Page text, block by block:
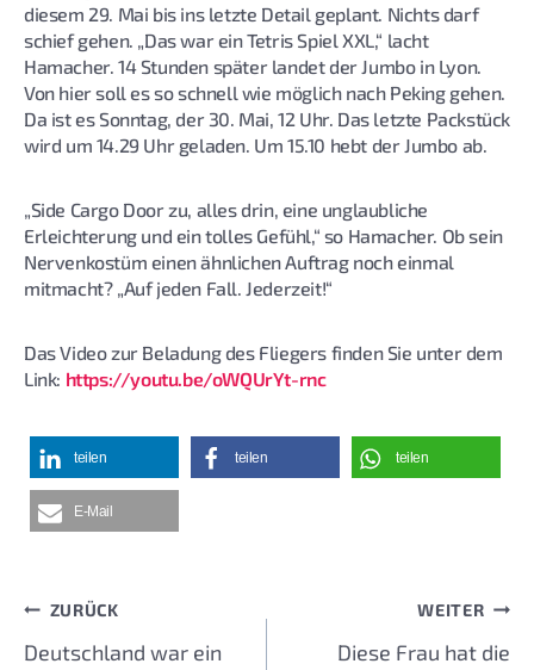
diesem 29. Mai bis ins letzte Detail geplant. Nichts darf
schief gehen. „Das war ein Tetris Spiel XXL,“ lacht
Hamacher. 14 Stunden später landet der Jumbo in Lyon.
Von hier soll es so schnell wie möglich nach Peking gehen.
Da ist es Sonntag, der 30. Mai, 12 Uhr. Das letzte Packstück
wird um 14.29 Uhr geladen. Um 15.10 hebt der Jumbo ab.
„Side Cargo Door zu, alles drin, eine unglaubliche
Erleichterung und ein tolles Gefühl,“ so Hamacher. Ob sein
Nervenkostüm einen ähnlichen Auftrag noch einmal
mitmacht? „Auf jeden Fall. Jederzeit!“
Das Video zur Beladung des Fliegers finden Sie unter dem
Link: https://youtu.be/oWQUrYt-rnc
teilen teilen teilen
E-Mail
ZURÜCK
Deutschland war ein
WEITER
Diese Frau hat die